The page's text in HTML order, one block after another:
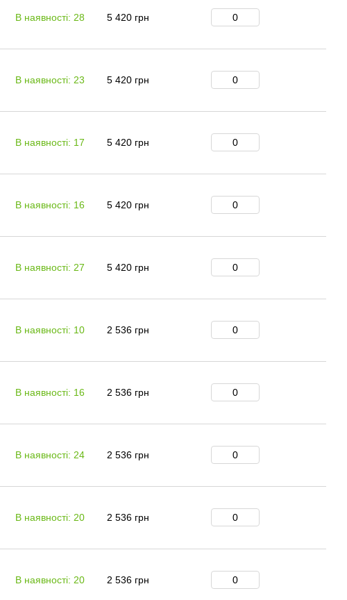
В наявності: 28 5 420 грн
В наявності: 23 5 420 грн
В наявності: 17 5 420 грн
В наявності: 16 5 420 грн
В наявності: 27 5 420 грн
В наявності: 10 2 536 грн
В наявності: 16 2 536 грн
В наявності: 24 2 536 грн
В наявності: 20 2 536 грн
В наявності: 20 2 536 грн